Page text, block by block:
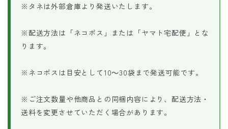
※タネは外部倉庫より発送いたします。
※配送方法は「ネコポス」または「ヤマト宅配便」とな
ります。
※ネコポスは目安として10～30袋まで発送可能です。
※ご注文数量や他商品との同梱内容により、配送方法・
送料を変更させていただく場合があります。